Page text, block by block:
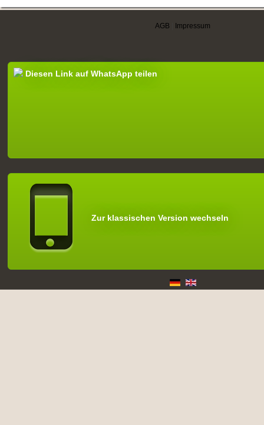
AGB Impressum
Diesen Link auf WhatsApp teilen
Zur klassischen Version wechseln